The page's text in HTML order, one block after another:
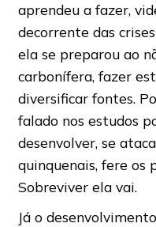
aprendeu a fazer,
decorrente das
ela se preparou ao
carbonífera, fazer
diversificar fontes.
falado nos estudos
desenvolver, se
quinquenais, fere os
Sobreviver ela vai.
Já o